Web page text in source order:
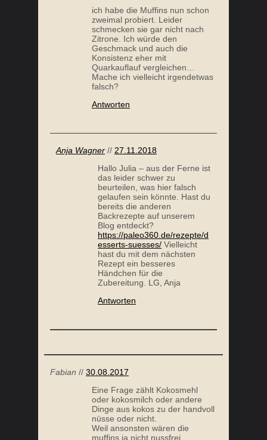
ÜBERBACKENER BLUMENKOHLAUFLAUF
ich habe die Muffins nun schon
zweimal probiert. Leider
schmecken sie gar nicht nach
Zitrone. Ich würde den
Geschmack und auch die
Konsistenz eher mit
Quarkauflauf vergleichen…
Mache ich vielleicht irgendetwas
falsch?
Antworten
Anja Wagner // 27.11.2018
Hallo Julia – aus der Ferne ist
das leider schwer zu
beurteilen, was hier falsch
gelaufen sein könnte. Hast du
bereits die anderen
Backrezepte auf unserem
Blog entdeckt?
https://paleo360.de/rezepte/d
esserts-suesses/ Vielleicht
hast du mit dem nächsten
Rezept ein besseres
Händchen für die
Zubereitung. LG, Anja
Antworten
Fabian // 30.08.2017
Eine Frage zählt Kokosmehl
oder kokosmilch oder andere
Dinge aus kokos zu der handvoll
nüsse oder nicht.
Weil ansonsten wären die
muffins ja nicht nussfrei